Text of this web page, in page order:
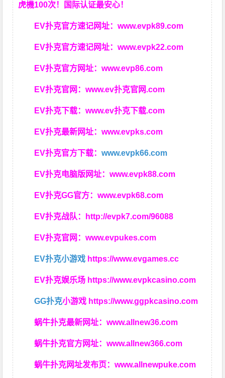
虎機100次！国际认证最安心！
EV扑克官方速记网址：www.evpk89.com
EV扑克官方速记网址：www.evpk22.com
EV扑克官方网址：www.evp86.com
EV扑克官网：www.ev扑克官网.com
EV扑克下载：www.ev扑克下载.com
EV扑克最新网址：www.evpks.com
EV扑克官方下载：www.evpk66.com
EV扑克电脑版网址：www.evpk88.com
EV扑克GG官方：www.evpk68.com
EV扑克战队： http://evpk7.com/96088
EV扑克官网：www.evpukes.com
EV扑克小游戏 https://www.evgames.cc
EV扑克娱乐场 https://www.evpkcasino.com
GG扑克小游戏 https://www.ggpkcasino.com
蜗牛扑克最新网址：www.allnew36.com
蜗牛扑克官方网址：www.allnew366.com
蜗牛扑克网址发布页：www.allnewpuke.com